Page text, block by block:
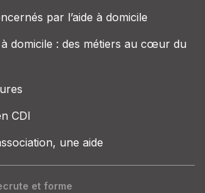
par l’aide à domicile
à domicile : des métiers au cœur du
CDI
une aide
et forme